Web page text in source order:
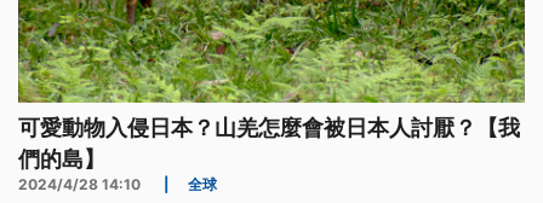
可愛動物入侵日本？山羌怎麼會被日本人討厭？【我
們的島】
2024/4/28 14:10 全球